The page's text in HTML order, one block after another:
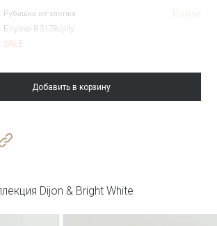
Рубашка из хлопка
Блузка B3178/jilly
SALE
Войти
Платье-футляр макси
Добавить в корзину
Dijon & Bright White